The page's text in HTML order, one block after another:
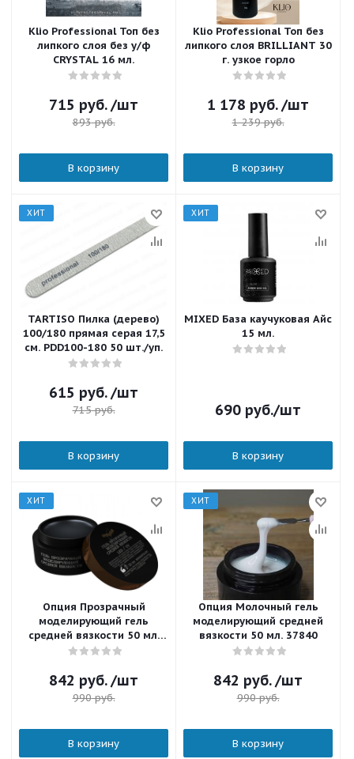
Klio Professional Топ без
липкого слоя без у/ф
CRYSTAL 16 мл.
715 руб. /шт
893руб.
В корзину
Klio Professional Топ без
липкого слоя BRILLIANT 30
г. узкое горло
1 178 руб. /шт
1 239руб.
В корзину
ХИТ
TARTISO Пилка (дерево)
100/180 прямая серая 17,5
см. PDD100-180 50 шт./уп.
615 руб. /шт
715руб.
В корзину
ХИТ
MIXED База каучуковая Айс
15 мл.
690 руб./шт
В корзину
ХИТ
Опция Прозрачный
моделирующий гель
средней вязкости 50 мл.
37803
842 руб. /шт
990руб.
В корзину
ХИТ
Опция Молочный гель
моделирующий средней
вязкости 50 мл. 37840
842 руб. /шт
990руб.
В корзину